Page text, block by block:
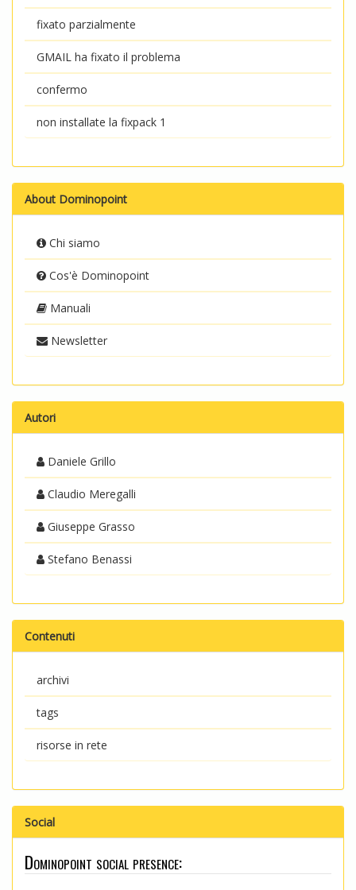
fixato parzialmente
GMAIL ha fixato il problema
confermo
non installate la fixpack 1
About Dominopoint
Chi siamo
Cos'è Dominopoint
Manuali
Newsletter
Autori
Daniele Grillo
Claudio Meregalli
Giuseppe Grasso
Stefano Benassi
Contenuti
archivi
tags
risorse in rete
Social
Dominopoint social presence: